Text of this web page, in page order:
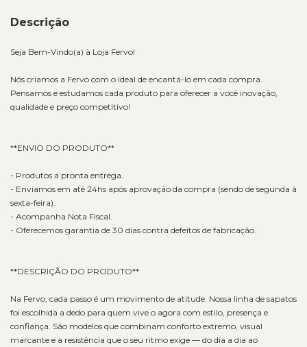
Descrição
Seja Bem-Vindo(a) à Loja Fervo!
Nós criamos a Fervo com o ideal de encantá-lo em cada compra.
Pensamos e estudamos cada produto para oferecer a você inovação,
qualidade e preço competitivo!
**ENVIO DO PRODUTO**
- Produtos a pronta entrega.
- Enviamos em até 24hs após aprovação da compra (sendo de segunda à
sexta-feira).
- Acompanha Nota Fiscal.
- Oferecemos garantia de 30 dias contra defeitos de fabricação.
**DESCRIÇÃO DO PRODUTO**
Na Fervo, cada passo é um movimento de atitude. Nossa linha de sapatos
foi escolhida a dedo para quem vive o agora com estilo, presença e
confiança. São modelos que combinam conforto extremo, visual
marcante e a resistência que o seu ritmo exige — do dia a dia ao